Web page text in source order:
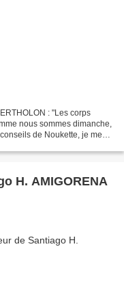
: "Les corps
nous sommes dimanche,
de Noukette, je me
H. AMIGORENA